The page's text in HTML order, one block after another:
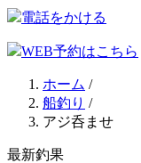
電話をかける
WEB予約はこちら
ホーム /
船釣り /
アジ呑ませ
最新釣果